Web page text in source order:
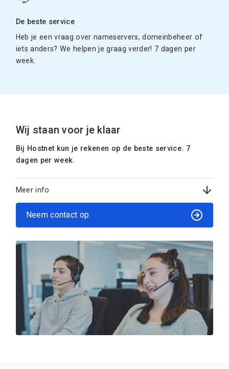
De beste service
Heb je een vraag over nameservers, domeinbeheer of
iets anders? We helpen je graag verder! 7 dagen per
week.
Wij staan voor je klaar
Bij Hostnet kun je rekenen op de beste service. 7
dagen per week.
Meer info
Neem contact op